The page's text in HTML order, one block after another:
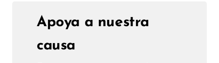
Apoya a nuestra
causa